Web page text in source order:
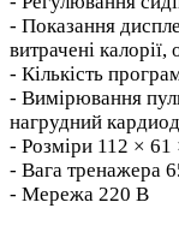
- Показання
витрачені
- Кількість
- Вимірювання
нагрудний
- Розміри 112 ×
- Вага тренажера
- Мережа 220 В